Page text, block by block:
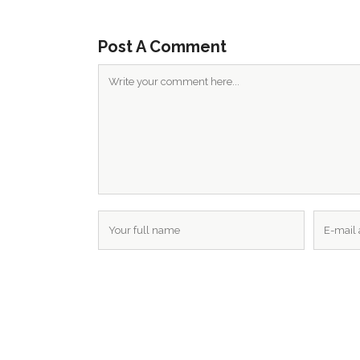
Post A Comment
Caspe (Zaragoza)